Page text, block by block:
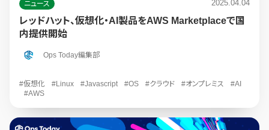
ニュース 2025.04.04
レッドハット、仮想化・AI製品をAWS Marketplaceで国
内提供開始
Ops Today編集部
#仮想化 #Linux #Javascript #OS #クラウド #オンプレミス
#AI
#AWS